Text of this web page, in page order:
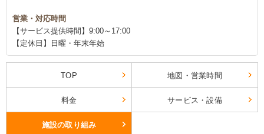
営業・対応時間
【サービス提供時間】9:00～17:00
【定休日】日曜・年末年始
TOP 地図・営業時間
料金 サービス・設備
施設の取り組み